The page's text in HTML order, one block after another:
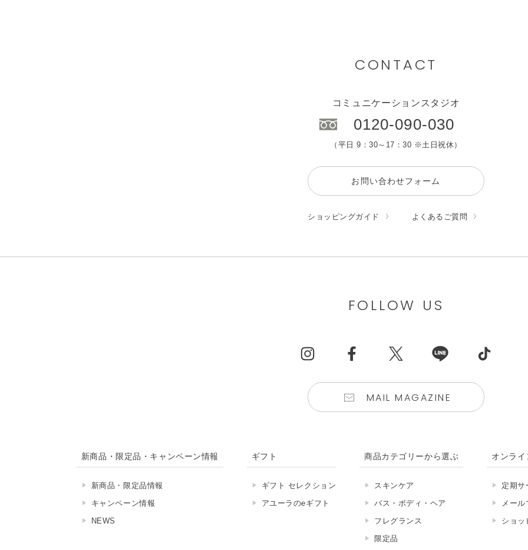
CONTACT
コミュニケーションスタジオ
0120-090-030
（平日 9：30～17：30 ※土日祝休）
お問い合わせフォーム
ショッピングガイド よくあるご質問
FOLLOW US
MAIL MAGAZINE
新商品・限定品・キャンペーン情報
新商品・限定品情報
キャンペーン情報
NEWS
ギフト
ギフト セレクション
アユーラのeギフト
商品カテゴリーから選ぶ
スキンケア
バス・ボディ・ヘア
フレグランス
限定品
オンラ
定期サ
メール
ショッ